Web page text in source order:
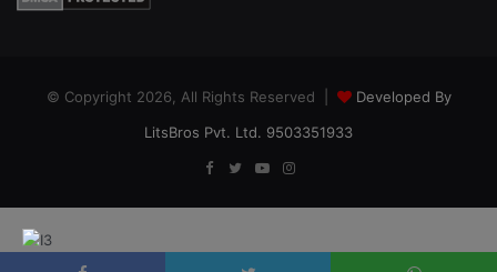
© Copyright 2026, All Rights Reserved |
Developed By
LitsBros Pvt. Ltd. 9503351933
FacebookTwitterYouTubeInstagram